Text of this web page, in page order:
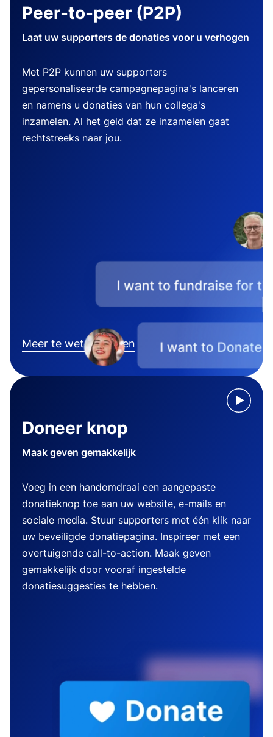
Peer-to-peer (P2P)
Laat uw supporters de donaties voor u verhogen
Met P2P kunnen uw supporters
gepersonaliseerde campagnepagina's lanceren
en namens u donaties van hun collega's
inzamelen. Al het geld dat ze inzamelen gaat
rechtstreeks naar jou.
Meer te weten komen
Doneer knop
Maak geven gemakkelijk
Voeg in een handomdraai een aangepaste
donatieknop toe aan uw website, e-mails en
sociale media. Stuur supporters met één klik naar
uw beveiligde donatiepagina. Inspireer met een
overtuigende call-to-action. Maak geven
gemakkelijk door vooraf ingestelde
donatiesuggesties te hebben.